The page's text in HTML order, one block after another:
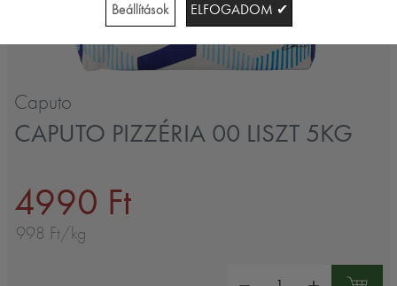
Caputo
CAPUTO PIZZÉRIA 00 LISZT 5KG
4990 Ft
998 Ft/kg
Beállítások ELFOGADOM ✔